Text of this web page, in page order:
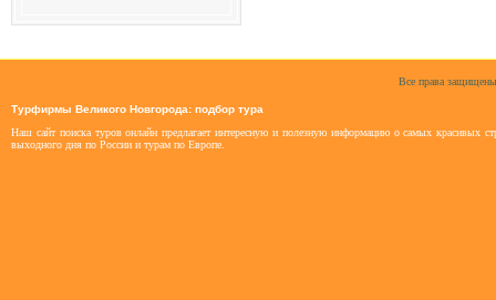
Все права
Турфирмы Великого Новгорода: подбор тура
Наш сайт поиска туров онлайн предлагает интересную и полезную информацию о самых красивых
выходного дня по России и турам по Европе.